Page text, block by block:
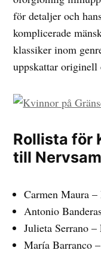
för detaljer och
komplicerade
klassiker inom
uppskattar originell
Rollista för
till
Carmen Maura –
Antonio
Julieta Serrano
María Barranco